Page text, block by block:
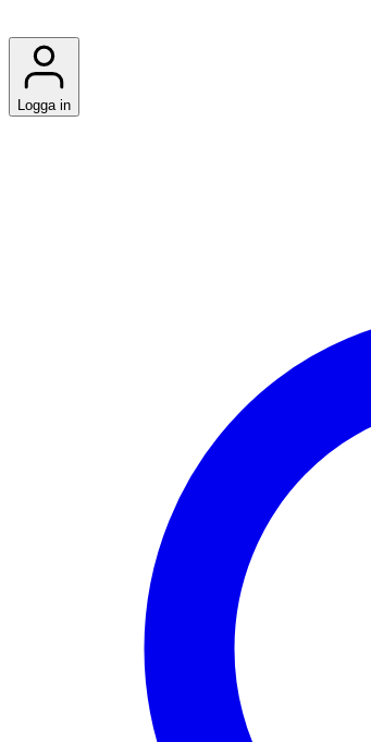
Logga in